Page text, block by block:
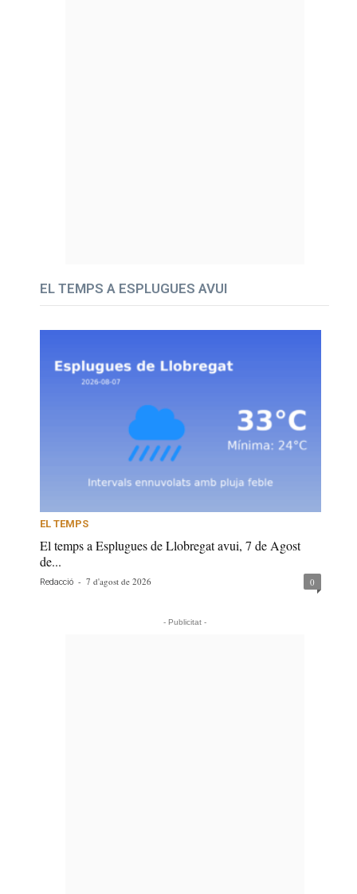
EL TEMPS A ESPLUGUES AVUI
EL TEMPS
El temps a Esplugues de Llobregat avui, 7 de Agost
de...
Redacció - 7 d'agost de 2026 0
- Publicitat -